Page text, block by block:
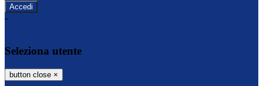
-
Seleziona utente
button close ×